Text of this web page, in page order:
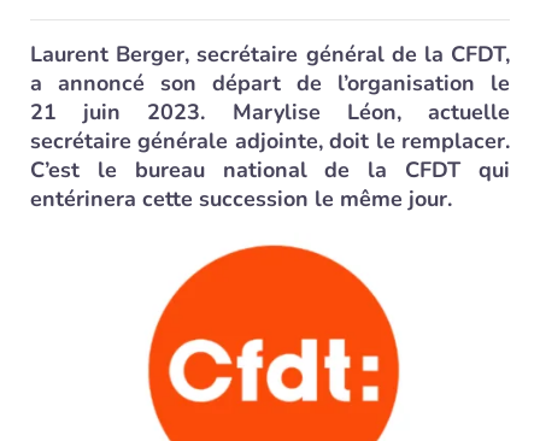
Laurent Berger, secrétaire général de la CFDT,
a annoncé son départ de l’organisation le
21 juin 2023. Marylise Léon, actuelle
secrétaire générale adjointe, doit le remplacer.
C’est le bureau national de la CFDT qui
entérinera cette succession le même jour.